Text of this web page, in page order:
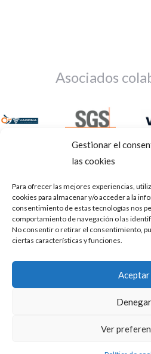
Gestionar el
las cookies
Para ofrecer las mejores experiencias,
cookies para almacenar y/o acceder a la
consentimiento de estas tecnologías nos
comportamiento de navegación o las
No consentir o retirar el consentimiento,
ciertas características y funciones.
Aceptar
Denegar
Ver
Asociados
Aviso Legal Política de
ASOCIACIÓN DE TALLERES
AUTOMÓVILES •
Mediación, Arbitraje y Conciliación,
Puedes aprender más sobre qué